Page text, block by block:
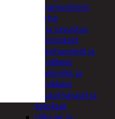
Perämoottorit
Piha ja puutarha
Grillaus ja savustus
Piharakennukset
Kasvihuoneet ja
tarvikkeet
Paviljonkit ja
tarvikkeet
Puutarhavajat ja
katokset